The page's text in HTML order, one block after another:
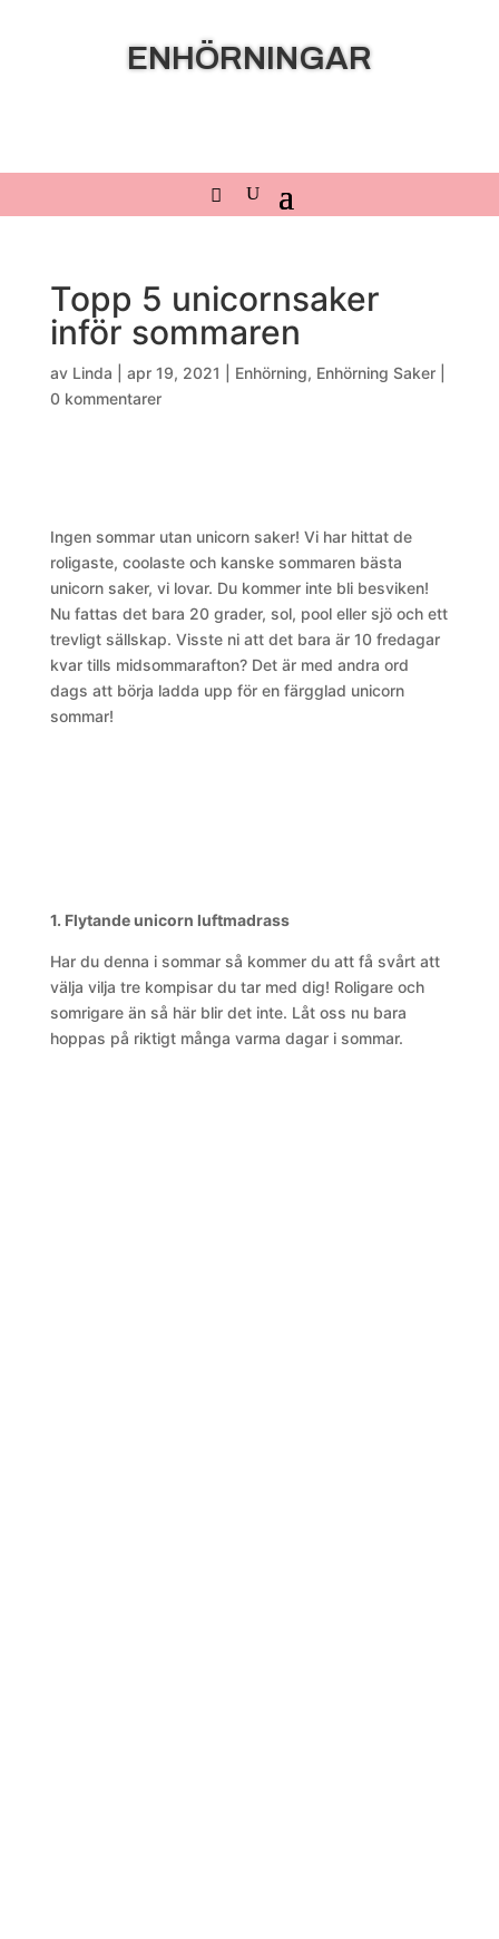
ENHÖRNINGAR
Topp 5 unicornsaker
inför sommaren
av Linda apr 19, 2021 Enhörning, Enhörning Saker|
0 kommentarer
Ingen sommar utan unicorn saker! Vi har hittat de
roligaste, coolaste och kanske sommaren bästa
unicorn saker, vi lovar. Du kommer inte bli besviken!
Nu fattas det bara 20 grader, sol, pool eller sjö och ett
trevligt sällskap. Visste ni att det bara är 10 fredagar
kvar tills midsommarafton? Det är med andra ord
dags att börja ladda upp för en färgglad unicorn
sommar!
1. Flytande unicorn luftmadrass
Har du denna i sommar så kommer du att få svårt att
välja vilja tre kompisar du tar med dig! Roligare och
somrigare än så här blir det inte. Låt oss nu bara
hoppas på riktigt många varma dagar i sommar.